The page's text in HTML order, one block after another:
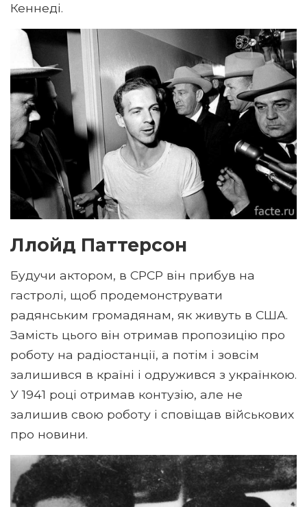
Кеннеді.
Ллойд Паттерсон
Будучи актором, в СРСР він прибув на
гастролі, щоб продемонструвати
радянським громадянам, як живуть в США.
Замість цього він отримав пропозицію про
роботу на радіостанції, а потім і зовсім
залишився в країні і одружився з українкою.
У 1941 році отримав контузію, але не
залишив свою роботу і сповіщав військових
про новини.